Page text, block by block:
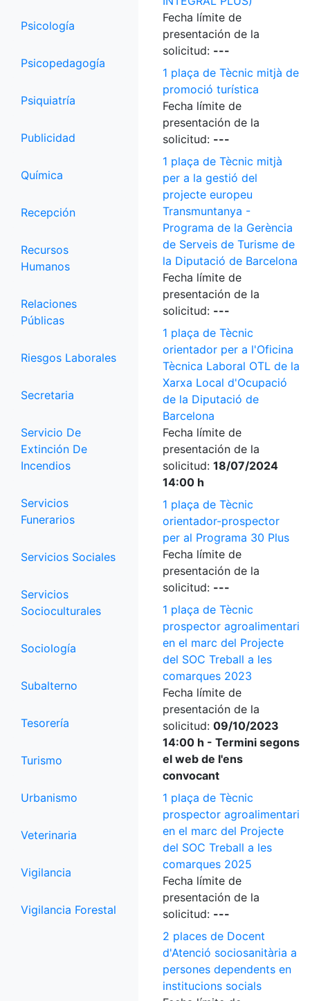
Psicología
Psicopedagogía
Psiquiatría
Publicidad
Química
Recepción
Recursos
Humanos
Relaciones
Públicas
Riesgos Laborales
Secretaria
Servicio De
Extinción De
Incendios
Servicios
Funerarios
Servicios Sociales
Servicios
Socioculturales
Sociología
Subalterno
Tesorería
Turismo
Urbanismo
Veterinaria
Vigilancia
Vigilancia Forestal
Fecha límite de
presentación de la
solicitud: ---
1 plaça de Tècnic mitjà de
promoció turística
Fecha límite de
presentación de la
solicitud: ---
1 plaça de Tècnic mitjà
per a la gestió del
projecte europeu
Transmuntanya -
Programa de la Gerència
de Serveis de Turisme de
la Diputació de Barcelona
Fecha límite de
presentación de la
solicitud: ---
1 plaça de Tècnic
orientador per a l'Oficina
Tècnica Laboral OTL de la
Xarxa Local d'Ocupació
de la Diputació de
Barcelona
Fecha límite de
presentación de la
solicitud: 18/07/2024
14:00 h
1 plaça de Tècnic
orientador-prospector
per al Programa 30 Plus
Fecha límite de
presentación de la
solicitud: ---
1 plaça de Tècnic
prospector agroalimentari
en el marc del Projecte
del SOC Treball a les
comarques 2023
Fecha límite de
presentación de la
solicitud: 09/10/2023
14:00 h - Termini segons
el web de l'ens
convocant
1 plaça de Tècnic
prospector agroalimentari
en el marc del Projecte
del SOC Treball a les
comarques 2025
Fecha límite de
presentación de la
solicitud: ---
2 places de Docent
d'Atenció sociosanitària a
persones dependents en
institucions socials